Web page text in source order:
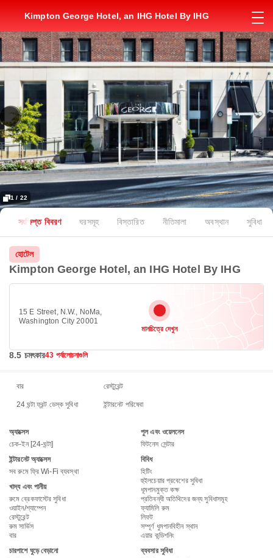
Kimpton George Hotel, an IHG Hotel By IHG
1 / 22
সংক্ষিপ্ত বিবরণ ঘরসমূহ বিস্তারিত নীতিমালা অবস্থান সুবিধা
হোটেল
Kimpton George Hotel, an IHG Hotel By IHG
15 E Street, N.W., NoMa,
Washington City 20001
মানচিত্রে দেখুন
8.5 চমৎকার43 পর্যালোচনাগুলি
বার রেস্টুরেন্ট
24 ঘন্টা ফ্রন্ট ডেস্ক সুবিধা ইন্টারনেট পরিষেবা
অ্যাক্সেস
চেক-ইন [24-ঘন্টা]
ইন্টারনেট অ্যাক্সেস
সব রুমে ফ্রি Wi-Fi ব্যবস্থা
খাদ্য এবং পানীয়
রুমে ব্রেকফাস্টের সুবিধা
ওয়াইন/শ্যাম্পেন
রেস্টুরেন্ট
রুম সার্ভিস
বার
চারপাশে ঘুড়ে বেড়ানো
পুল এবং ওয়েলনেস
ফিটনেস সেন্টার
বিবিধ
হিটিং
হুইলচেয়ার প্রবেশের সুবিধা
ধূমপানমুক্ত কক্ষ
প্রতিবন্ধী অতিথিদের জন্য সুবিধাসমূহ
ফ্যামিলি রুম
লিফট
সম্পূর্ণ ধুমপানবিহীন স্থান
এয়ার কন্ডিশনিং
ব্যবসার সুবিধা